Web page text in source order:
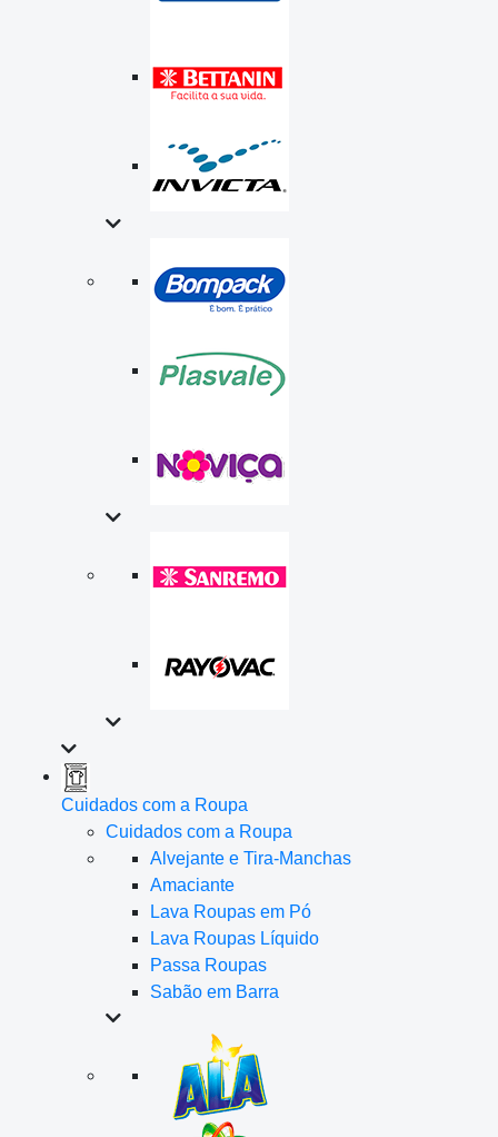
Cuidados com a Roupa
Cuidados com a Roupa
Alvejante e Tira-Manchas
Amaciante
Lava Roupas em Pó
Lava Roupas Líquido
Passa Roupas
Sabão em Barra